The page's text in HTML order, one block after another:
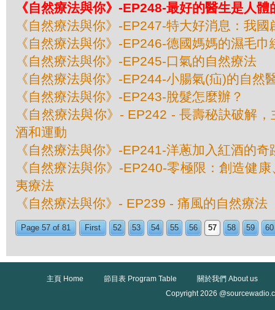
《自然療法與你》-EP248-最好的醫生是人體
《自然療法與你》-EP247-特大好消息：我
《自然療法與你》-EP246-德國媽媽的濕毛巾
《自然療法與你》-EP245-口氣的自然療法
《自然療法與你》-EP244-小腸氣(疝)的自然
《自然療法與你》-EP243-脫髮怎麼辦？
《自然療法與你》- EP242 - 長壽秘訣破解
酒和運動
《自然療法與你》-EP241-洋蔥加入紅酒的奇
《自然療法與你》-EP240-零極限：創造健
夷療法
《自然療法與你》- EP239 - 痛風的自然療法
Page 57 of 81 First 52 53 54 55 56 57 58 59 60
主頁 Home 節目表 Program Table
關於我們 About us
Copyright 2026